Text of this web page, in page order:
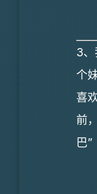
3
个
喜
前
巴”